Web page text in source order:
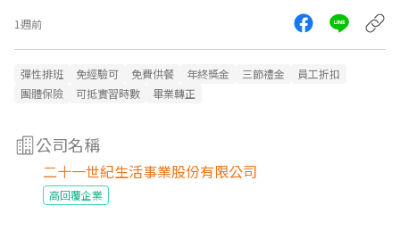
1週前
彈性排班 免經驗可 免費供餐 年終獎金 三節禮金
員工折扣
團體保險
可抵實習時數 畢業轉正
公司名稱
二十一世紀生活事業股份有限公司
高回覆企業